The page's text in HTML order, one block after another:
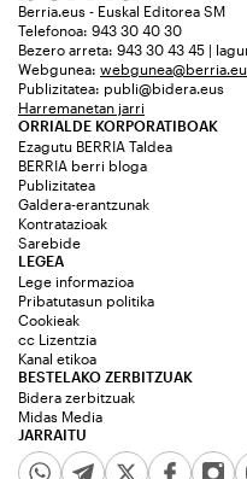
Berria.eus - Euskal Editorea SM
Telefonoa: 943 30 40 30
Bezero arreta: 943 30 43 45 |
Webgunea:
Publizitatea: publi@bidera.eus
Harremanetan jarri
ORRIALDE KORPORATIBOAK
Ezagutu BERRIA Taldea
BERRIA berri bloga
Publizitatea
Galdera-erantzunak
Kontratazioak
Sarebide
JARRAITU
LEGEA
Lege informazioa
Pribatutasun politika
Cookieak
cc Lizentzia
Kanal etikoa
BESTELAKO ZERBITZUAK
Bidera zerbitzuak
Midas Media